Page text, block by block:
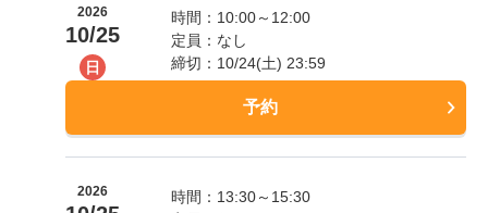
2026
10/25
日
時間：10:00～12:00
定員：なし
締切：10/24(土) 23:59
予約
2026
時間：13:30～15:30